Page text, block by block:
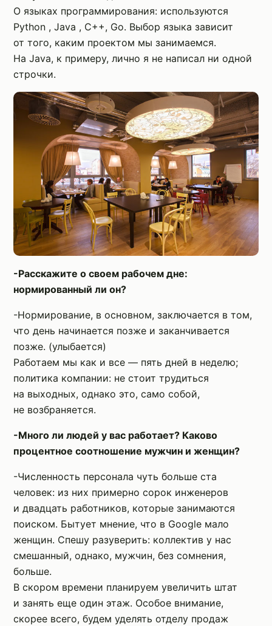
О языках программирования: используются
Python , Java , C++, Go. Выбор языка зависит
от того, каким проектом мы занимаемся.
На Java, к примеру, лично я не написал ни одной
строчки.
-Расскажите о своем рабочем дне:
нормированный ли он?
-Нормирование, в основном, заключается в том,
что день начинается позже и заканчивается
позже. (улыбается)
Работаем мы как и все — пять дней в неделю;
политика компании: не стоит трудиться
на выходных, однако это, само собой,
не возбраняется.
-Много ли людей у вас работает? Каково
процентное соотношение мужчин и женщин?
-Численность персонала чуть больше ста
человек: из них примерно сорок инженеров
и двадцать работников, которые занимаются
поиском. Бытует мнение, что в Google мало
женщин. Спешу разуверить: коллектив у нас
смешанный, однако, мужчин, без сомнения,
больше.
В скором времени планируем увеличить штат
и занять еще один этаж. Особое внимание,
скорее всего, будем уделять отделу продаж